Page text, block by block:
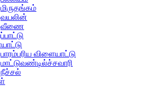
மிருதங்கம்
வயலின்
வீணை
பாரம்பரிய விளையாட்டு
மாட்டுவண்டில்ச்சவாரி
நீச்சல்